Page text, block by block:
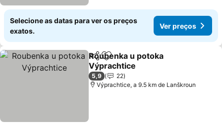
Selecione as datas para ver os preços
exatos.
Ver preços
PartilharAdicionar aos favoritos
Roubenka u potoka
Výprachtice
5,9
22
Výprachtice, a 9.5 km de Lanškroun